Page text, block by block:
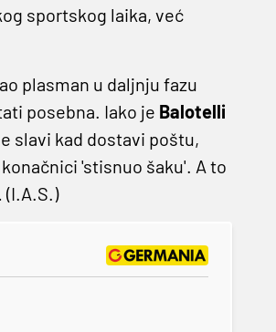
sportskog laika, već
plasman u daljnju fazu
posebna. Iako je Balotelli
slavi kad dostavi poštu,
'stisnuo šaku'. A to